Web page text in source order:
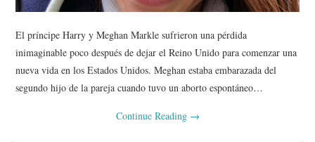
El príncipe Harry y Meghan Markle sufrieron una pérdida
inimaginable poco después de dejar el Reino Unido para comenzar una
nueva vida en los Estados Unidos. Meghan estaba embarazada del
segundo hijo de la pareja cuando tuvo un aborto espontáneo…
Continue Reading →